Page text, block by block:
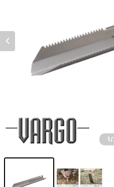
1/